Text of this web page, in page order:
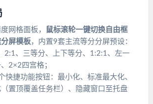
网格面板，
鼠标滚轮一键切换自由框
屏模板 ，内置9套主流等分分屏预设：
2:1、三等分、上下等分、1:2:1、左一
2×2四宫格；
快捷功能按钮：最小化、标准最大化、
置顶覆盖任务栏）、隐藏窗口至托盘